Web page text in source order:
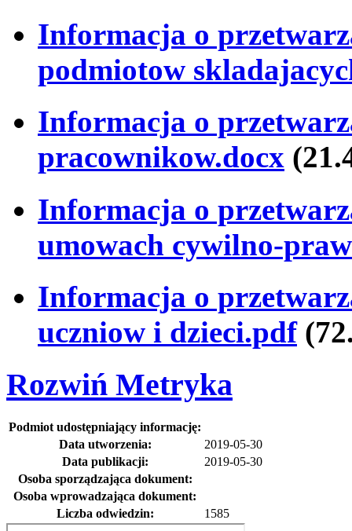
Informacja o
podmiotow
Informacja o
pracownikow.docx
Informacja o
umowach cywilno-
Informacja o
uczniow i dzieci.pdf
Rozwiń Metryka
Podmiot udostępniający informację:
Data utworzenia:
2019-05-30
Data publikacji:
2019-05-30
Osoba sporządzająca dokument:
Osoba wprowadzająca dokument:
Liczba odwiedzin:
1585